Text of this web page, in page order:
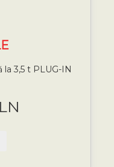
3,5 t PLUG-IN